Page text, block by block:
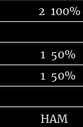
2 100%
1 50%
1 50%
HAM